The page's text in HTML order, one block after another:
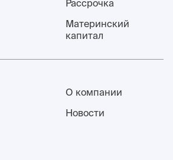
Рассрочка
Материнский
капитал
О компании
Новости